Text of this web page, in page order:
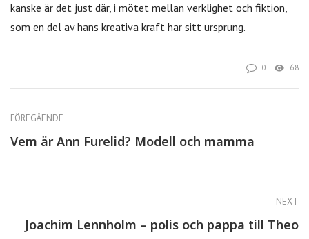
kanske är det just där, i mötet mellan verklighet och fiktion,
som en del av hans kreativa kraft har sitt ursprung.
0 68
FÖREGÅENDE
Vem är Ann Furelid? Modell och mamma
NEXT
Joachim Lennholm – polis och pappa till Theo